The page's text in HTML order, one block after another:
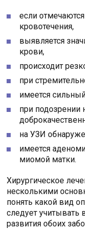
если
кровотечения,
выявляется
крови,
происходит
при
имеется
при подозрении
на УЗИ
имеется
миомой матки.
Хирургическое
несколькими
понять какой вид
следует учитывать
развития обоих